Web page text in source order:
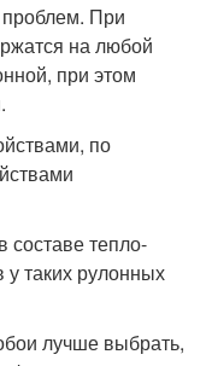
проблем. При
на любой
при этом
по
составе тепло-
таких рулонных
лучше выбрать,